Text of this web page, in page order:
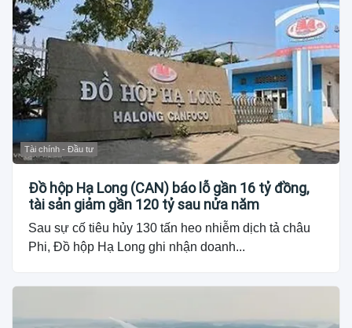
Tài chính - Đầu tư
Đồ hộp Hạ Long (CAN) báo lỗ gần 16 tỷ đồng,
tài sản giảm gần 120 tỷ sau nửa năm
Sau sự cố tiêu hủy 130 tấn heo nhiễm dịch tả châu
Phi, Đồ hộp Hạ Long ghi nhận doanh...